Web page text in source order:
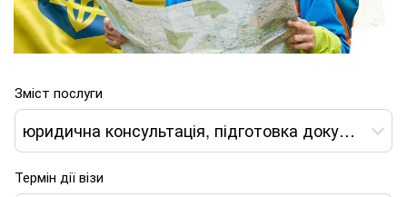
Зміст послуги
юридична консультація, підготовка документів і отримання туристичної візи С-06 в Україну*
Термін дії візи